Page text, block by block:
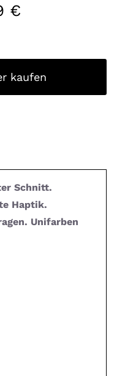
€
kaufen
Schnitt.
Haptik.
Unifarben